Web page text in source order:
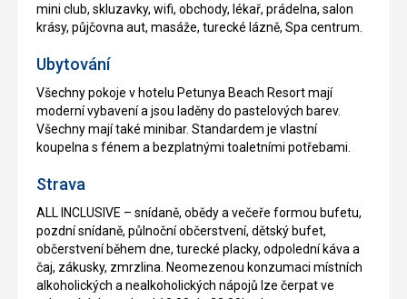
mini club, skluzavky, wifi, obchody, lékař, prádelna, salon
krásy, půjčovna aut, masáže, turecké lázně, Spa centrum.
Ubytování
Všechny pokoje v hotelu Petunya Beach Resort mají
moderní vybavení a jsou laděny do pastelových barev.
Všechny mají také minibar. Standardem je vlastní
koupelna s fénem a bezplatnými toaletními potřebami.
Strava
ALL INCLUSIVE – snídaně, obědy a večeře formou bufetu,
pozdní snídaně, půlnoční občerstvení, dětský bufet,
občerstvení během dne, turecké placky, odpolední káva a
čaj, zákusky, zmrzlina. Neomezenou konzumaci místních
alkoholických a nealkoholických nápojů lze čerpat ve